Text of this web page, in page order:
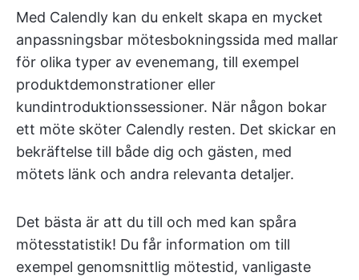
Med Calendly kan du enkelt skapa en mycket
anpassningsbar mötesbokningssida med mallar
för olika typer av evenemang, till exempel
produktdemonstrationer eller
kundintroduktionssessioner. När någon bokar
ett möte sköter Calendly resten. Det skickar en
bekräftelse till både dig och gästen, med
mötets länk och andra relevanta detaljer.
Det bästa är att du till och med kan spåra
mötesstatistik! Du får information om till
exempel genomsnittlig mötestid, vanligaste